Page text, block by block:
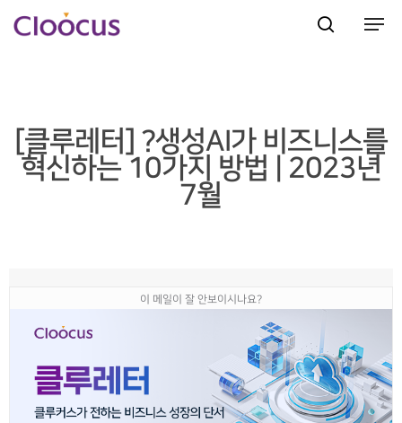
[클루레터] ?생성AI가 비즈니스를
혁신하는 10가지 방법 | 2023년
7월
이 메일이 잘 안보이시나요?